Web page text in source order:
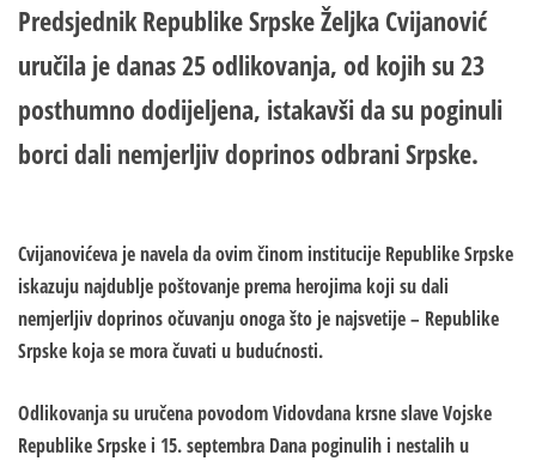
Predsjednik Republike Srpske Željka Cvijanović
uručila je danas 25 odlikovanja, od kojih su 23
posthumno dodijeljena, istakavši da su poginuli
borci dali nemjerljiv doprinos odbrani Srpske.
Cvijanovićeva je navela da ovim činom institucije Republike Srpske
iskazuju najdublje poštovanje prema herojima koji su dali
nemjerljiv doprinos očuvanju onoga što je najsvetije – Republike
Srpske koja se mora čuvati u budućnosti.
Odlikovanja su uručena povodom Vidovdana krsne slave Vojske
Republike Srpske i 15. septembra Dana poginulih i nestalih u